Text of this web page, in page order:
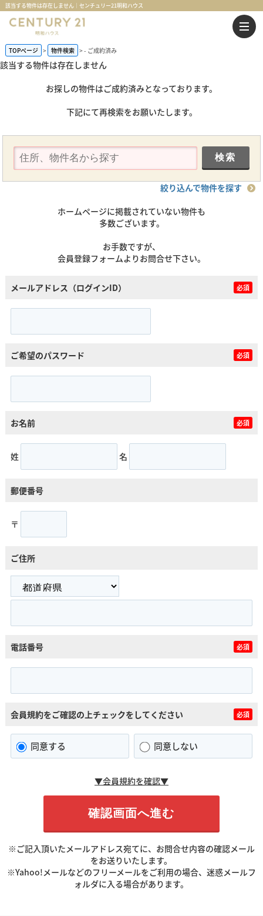
該当する物件は存在しません｜センチュリー21明和ハウス
TOPページ 物件検索 - ご成約済み
該当する物件は存在しません
お探しの物件はご成約済みとなっております。
下記にて再検索をお願いたします。
絞り込んで物件を探す
ホームページに掲載されていない物件も
多数ございます。
お手数ですが、
会員登録フォームよりお問合せ下さい。
メールアドレス（ログインID） 必須
ご希望のパスワード 必須
お名前 必須
姓 名
郵便番号
〒
ご住所
電話番号 必須
会員規約をご確認の上チェックをしてください 必須
同意する 同意しない
▼会員規約を確認▼
※ご記入頂いたメールアドレス宛てに、お問合せ内容の確認メール
をお送りいたします。
※Yahoo!メールなどのフリーメールをご利用の場合、迷惑メールフ
ォルダに入る場合があります。